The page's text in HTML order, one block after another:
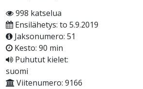
998 katselua
Ensilähetys: to 5.9.2019
Jaksonumero: 51
Kesto: 90 min
Puhutut kielet:
suomi
Viitenumero: 9166